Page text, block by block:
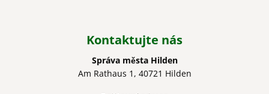
Kontaktujte nás
Správa města Hilden
Am Rathaus 1, 40721 Hilden